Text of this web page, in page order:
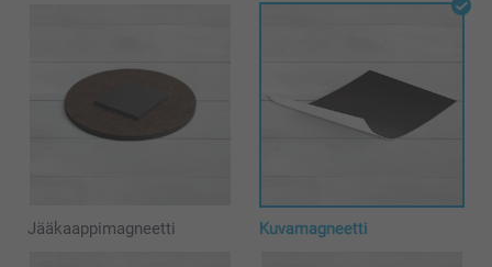
Jääkaappimagneetti Kuvamagneetti